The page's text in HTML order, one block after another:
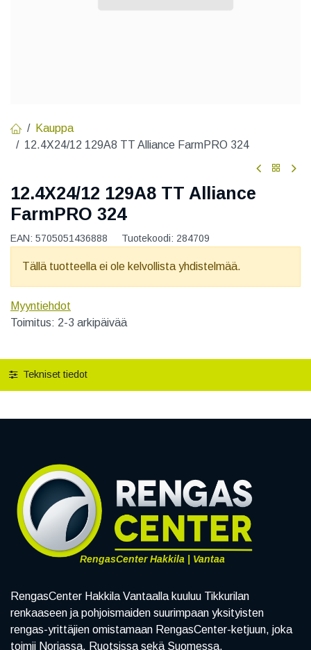
Kauppa
12.4X24/12 129A8 TT Alliance FarmPRO 324
12.4X24/12 129A8 TT Alliance
FarmPRO 324
EAN: 5705051436888 Tuotekoodi: 284709
Tällä tuotteella ei ole kelvollista yhdistelmää.
Myyntiehdot
Toimitus: 2-3 arkipäivää
Tekniset tiedot
RengasCenter Hakkila | Vantaa
RengasCenter Hakkila Vantaalla kuuluu Tikkurilan
renkaaseen ja pohjoismaiden suurimpaan yksityisten
rengas-yrittäjien omistamaan RengasCenter-ketjuun, joka
toimii Norjassa, Ruotsissa sekä Suomessa.